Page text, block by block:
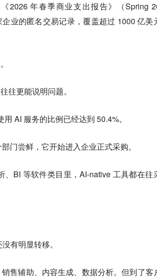
2026 年春季商业支出报告》（Spring
业的匿名交易记录，覆盖超过 1000 亿美
。
往更能说明问题。
AI 服务的比例已经达到 50.4%。
门尝鲜，它开始进入企业正式采购。
BI 等软件类目里，AI-native 工具都在往
有明显转移。
售辅助、内容生成、数据分析。但到了客